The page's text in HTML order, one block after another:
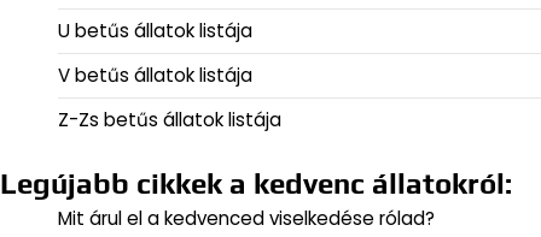
U betűs állatok listája
V betűs állatok listája
Z-Zs betűs állatok listája
Legújabb cikkek a kedvenc állatokról:
Mit árul el a kedvenced viselkedése rólad?